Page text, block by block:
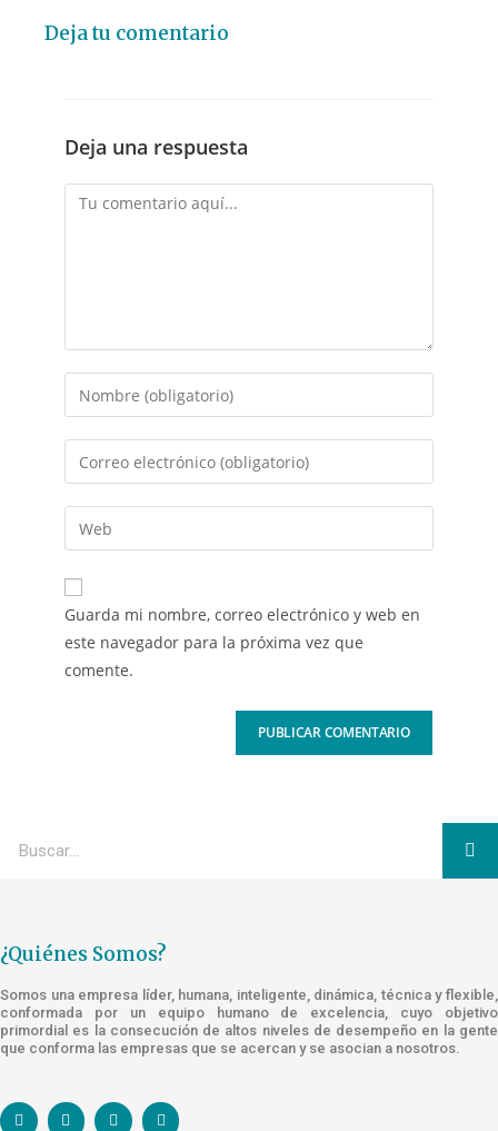
Deja tu comentario
Deja una respuesta
Guarda mi nombre, correo electrónico y web en
este navegador para la próxima vez que
comente.
¿Quiénes Somos?
Somos una empresa líder, humana, inteligente, dinámica, técnica y flexible,
conformada por un equipo humano de excelencia, cuyo objetivo
primordial es la consecución de altos niveles de desempeño en la gente
que conforma las empresas que se acercan y se asocian a nosotros.